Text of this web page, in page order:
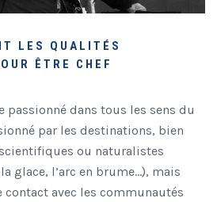
LES QUALITÉS
ÊTRE CHEF
passionné dans tous les sens du
par les destinations, bien
ou naturalistes
glace, l’arc en brume…), mais
contact avec les communautés